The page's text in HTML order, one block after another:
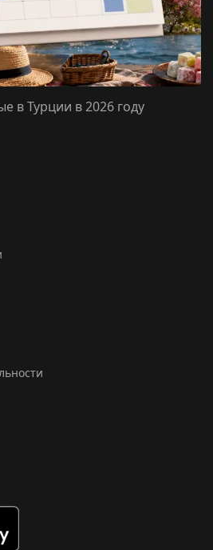
в Турции в 2026 году